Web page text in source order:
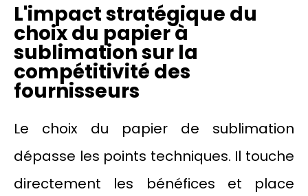
L'impact stratégique du
choix du papier à
sublimation sur la
compétitivité des
fournisseurs
Le choix du papier de sublimation
dépasse les points techniques. Il touche
directement les bénéfices et place